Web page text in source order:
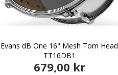
Evans dB One 16" Mesh Tom Head
TT16DB1
679,00 kr